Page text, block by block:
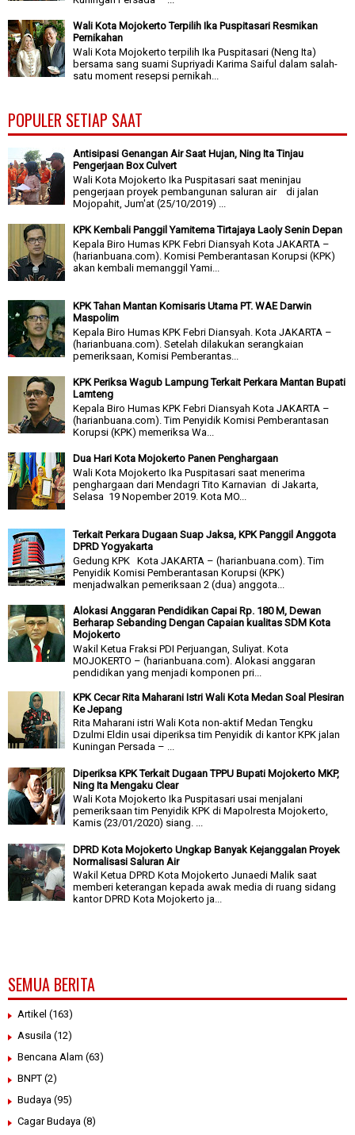
Wali Kota Mojokerto Terpilih Ika Puspitasari Resmikan
Pernikahan
Wali Kota Mojokerto terpilih Ika Puspitasari (Neng Ita)
bersama sang suami Supriyadi Karima Saiful dalam salah-
satu moment resepsi pernikah...
POPULER SETIAP SAAT
Antisipasi Genangan Air Saat Hujan, Ning Ita Tinjau
Pengerjaan Box Culvert
Wali Kota Mojokerto Ika Puspitasari saat meninjau
pengerjaan proyek pembangunan saluran air di jalan
Mojopahit, Jum'at (25/10/2019) ...
KPK Kembali Panggil Yamitema Tirtajaya Laoly Senin Depan
Kepala Biro Humas KPK Febri Diansyah Kota JAKARTA –
(harianbuana.com). Komisi Pemberantasan Korupsi (KPK)
akan kembali memanggil Yami...
KPK Tahan Mantan Komisaris Utama PT. WAE Darwin
Maspolim
Kepala Biro Humas KPK Febri Diansyah. Kota JAKARTA –
(harianbuana.com). Setelah dilakukan serangkaian
pemeriksaan, Komisi Pemberantas...
KPK Periksa Wagub Lampung Terkait Perkara Mantan Bupati
Lamteng
Kepala Biro Humas KPK Febri Diansyah Kota JAKARTA –
(harianbuana.com). Tim Penyidik Komisi Pemberantasan
Korupsi (KPK) memeriksa Wa...
Dua Hari Kota Mojokerto Panen Penghargaan
Wali Kota Mojokerto Ika Puspitasari saat menerima
penghargaan dari Mendagri Tito Karnavian di Jakarta,
Selasa 19 Nopember 2019. Kota MO...
Terkait Perkara Dugaan Suap Jaksa, KPK Panggil Anggota
DPRD Yogyakarta
Gedung KPK Kota JAKARTA – (harianbuana.com). Tim
Penyidik Komisi Pemberantasan Korupsi (KPK)
menjadwalkan pemeriksaan 2 (dua) anggota...
Alokasi Anggaran Pendidikan Capai Rp. 180 M, Dewan
Berharap Sebanding Dengan Capaian kualitas SDM Kota
Mojokerto
Wakil Ketua Fraksi PDI Perjuangan, Suliyat. Kota
MOJOKERTO – (harianbuana.com). Alokasi anggaran
pendidikan yang menjadi komponen pri...
KPK Cecar Rita Maharani Istri Wali Kota Medan Soal Plesiran
Ke Jepang
Rita Maharani istri Wali Kota non-aktif Medan Tengku
Dzulmi Eldin usai diperiksa tim Penyidik di kantor KPK jalan
Kuningan Persada – ...
Diperiksa KPK Terkait Dugaan TPPU Bupati Mojokerto MKP,
Ning Ita Mengaku Clear
Wali Kota Mojokerto Ika Puspitasari usai menjalani
pemeriksaan tim Penyidik KPK di Mapolresta Mojokerto,
Kamis (23/01/2020) siang. ...
DPRD Kota Mojokerto Ungkap Banyak Kejanggalan Proyek
Normalisasi Saluran Air
Wakil Ketua DPRD Kota Mojokerto Junaedi Malik saat
memberi keterangan kepada awak media di ruang sidang
kantor DPRD Kota Mojokerto ja...
SEMUA BERITA
Artikel (163)
Asusila (12)
Bencana Alam (63)
BNPT (2)
Budaya (95)
Cagar Budaya (8)